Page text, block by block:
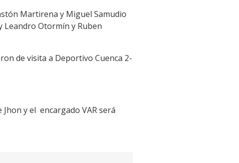
Martirena y Miguel Samudio
Leandro Otormín y Ruben
de visita a Deportivo Cuenca 2-
y el encargado VAR será